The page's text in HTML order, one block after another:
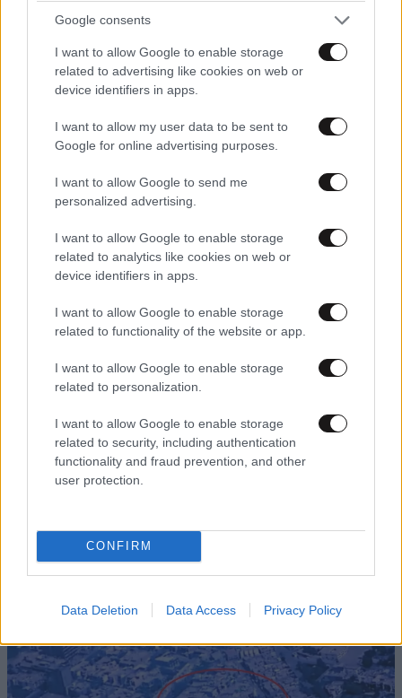
Google consents
I want to allow Google to enable storage
related to advertising like cookies on web or
device identifiers in apps.
I want to allow my user data to be sent to
Google for online advertising purposes.
I want to allow Google to send me
personalized advertising.
I want to allow Google to enable storage
related to analytics like cookies on web or
device identifiers in apps.
I want to allow Google to enable storage
related to functionality of the website or app.
I want to allow Google to enable storage
related to personalization.
I want to allow Google to enable storage
related to security, including authentication
functionality and fraud prevention, and other
user protection.
CONFIRM
Data Deletion Data Access Privacy Policy
ΑΘΛΗΤΙΚΑ07·08·2026 21:30
Ακυρώνει δύο συμβόλαια ο Λαρεντζάκης και
υπογράφει σε ελληνική ομάδα-έκπληξη!
ΚΟΣΜΟΣ07·08·2026 23:03
Το φαραωνικών διαστάσεων κτίριο που χτίζει ο